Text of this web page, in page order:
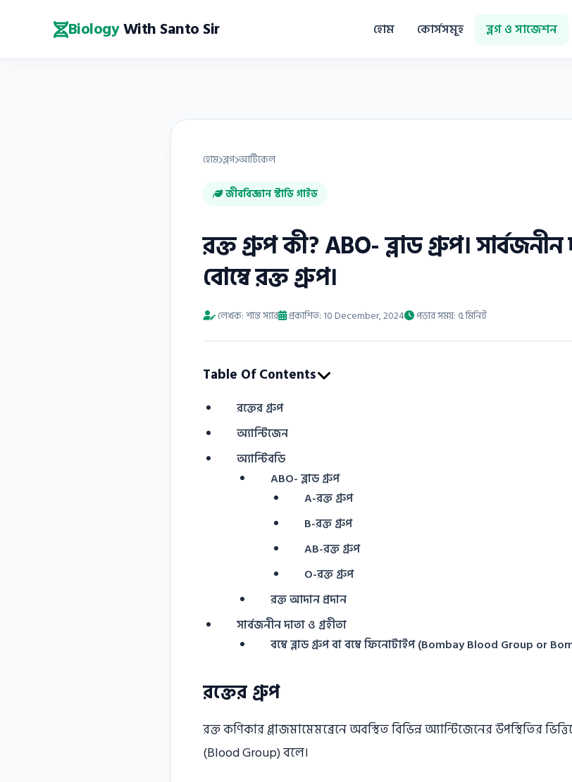
BiologyWith Santo Sir হোম কোর্সসমূহ ব্লগ ও সাজেশন
হোম ব্লগ আর্টিকেল
জীববিজ্ঞান স্টাডি গাইড
রক্ত গ্রুপ কী? ABO- ব্লাড গ্রুপ। সার্বজনীন
বোম্বে রক্ত গ্রুপ।
লেখক: শান্ত স্যার প্রকাশিত: 10 December, 2024 পড়ার সময়: ৫ মিনিট
Table Of Contents
রক্তের গ্রুপ
অ্যান্টিজেন
অ্যান্টিবডি
ABO- ব্লাড গ্রুপ
A-রক্ত গ্রুপ
B-রক্ত গ্রুপ
AB-রক্ত গ্রুপ
O-রক্ত গ্রুপ
রক্ত আদান প্রদান
সার্বজনীন দাতা ও গ্রহীতা
বম্বে ব্লাড গ্রুপ বা বম্বে ফিনোটাইপ (Bombay Blood Group or
রক্তের গ্রুপ
রক্ত কণিকার প্লাজমামেমব্রেনে অবস্থিত বিভিন্ন অ্যান্টিজেনের উপস্থিতির
(Blood Group) বলে।